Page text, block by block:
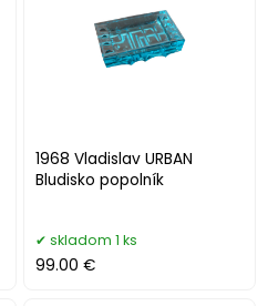
1968 Vladislav URBAN
Bludisko popolník
skladom 1 ks
99.00 €